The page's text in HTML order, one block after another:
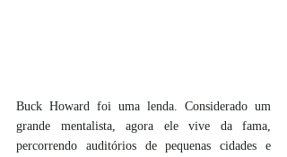
Buck Howard foi uma lenda. Considerado um
grande mentalista, agora ele vive da fama,
percorrendo auditórios de pequenas cidades e